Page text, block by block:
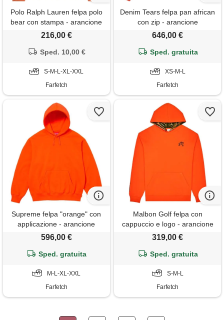
Polo Ralph Lauren felpa polo
bear con stampa - arancione
216,00 €
Sped. 10,00 €
S-M-L-XL-XXL
Farfetch
Denim Tears felpa pan african
con zip - arancione
646,00 €
Sped. gratuita
XS-M-L
Farfetch
Supreme felpa "orange" con
applicazione - arancione
596,00 €
Sped. gratuita
M-L-XL-XXL
Farfetch
Malbon Golf felpa con
cappuccio e logo - arancione
319,00 €
Sped. gratuita
S-M-L
Farfetch